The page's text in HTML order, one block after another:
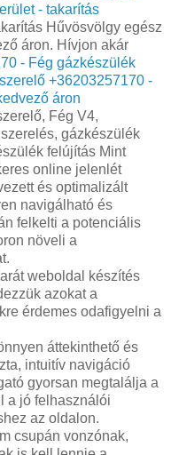
- takarítás
Hűvösvölgy egész
áron. Hívjon akár
- Fég gázkészülék
+36203257170 -
áron
Fég V4,
gázkészülék
felújítás Mint
online jelenlét
és optimalizált
navigálható és
felkelti a potenciális
növeli a
weboldal készítés
azokat a
érdemes odafigyelni a
áttekinthető és
intuitív navigáció
gyorsan megtalálja a
a jó felhasználói
az oldalon.
csupán vonzónak,